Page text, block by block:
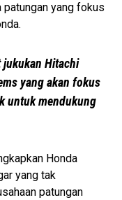
patungan yang fokus
jukukan Hitachi
yang akan fokus
untuk mendukung
Honda
yang tak
patungan